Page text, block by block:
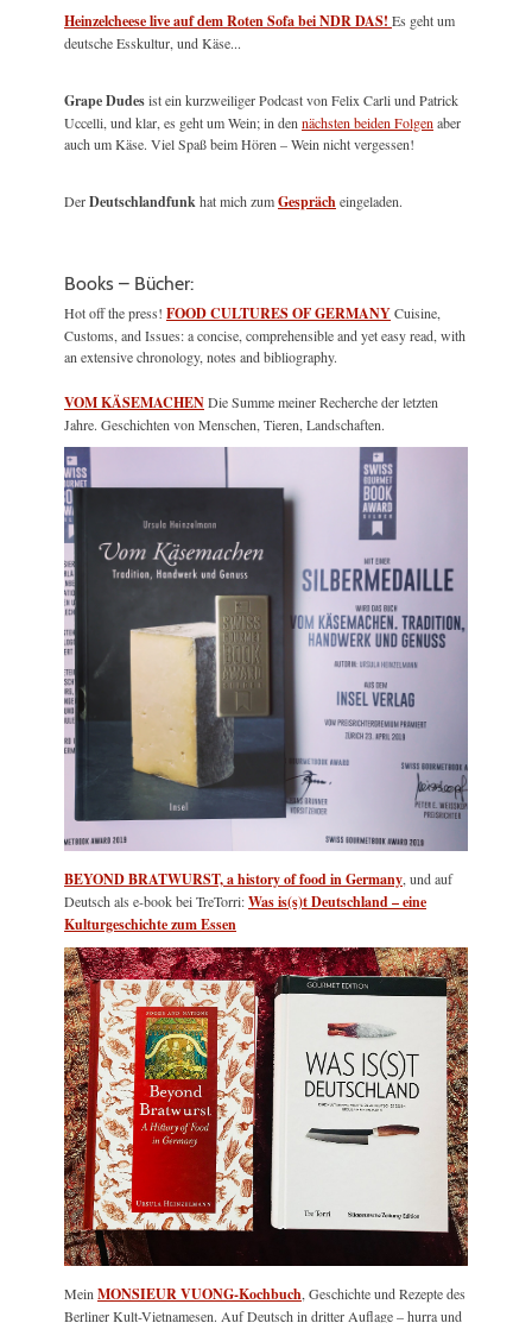
Heinzelcheese live auf dem Roten Sofa bei NDR DAS! Es geht um
deutsche Esskultur, und Käse...
Grape Dudesist ein kurzweiliger Podcast von Felix Carli und Patrick
Uccelli, und klar, es geht um Wein; in dennächsten beiden Folgenaber
auch um Käse. Viel Spaß beim Hören – Wein nicht vergessen!
DerDeutschlandfunkhat mich zumGesprächeingeladen.
Books – Bücher:
Hot off the press! FOOD CULTURES OF GERMANYCuisine,
Customs, and Issues: a concise, comprehensible and yet easy read, with
an extensive chronology, notes and bibliography.
VOM KÄSEMACHENDie Summe meiner Recherche der letzten
Jahre. Geschichten von Menschen, Tieren, Landschaften.
BEYOND BRATWURST, a history of food in Germany, und auf
Deutsch als e-book bei TreTorri:Was is(s)t Deutschland – eine
Kulturgeschichte zum Essen
Mein MONSIEUR VUONG-Kochbuch , Geschichte und Rezepte des
Berliner Kult-Vietnamesen. Auf Deutsch in dritter Auflage – hurra und